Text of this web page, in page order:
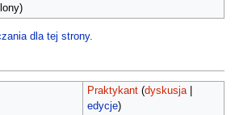
dla tej strony.
Praktykant (dyskusja|
edycje)